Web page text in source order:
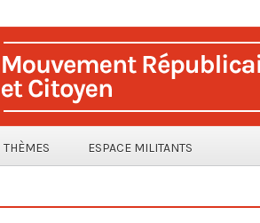
THÈMES ESPACE MILITANTS